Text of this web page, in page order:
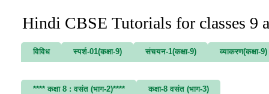
Hindi CBSE Tutorials for classes 9
विविध स्पर्श-01(कक्षा-9) संचयन-1(कक्षा-9) व्याकरण(कक्षा-9)
**** कक्षा 8 : वसंत (भाग-2)**** कक्षा-8 वसंत (भाग-3)